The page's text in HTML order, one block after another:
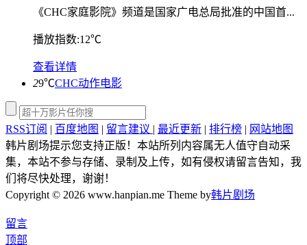
《CHC家庭影院》频道是国家广电总局批准的中国首...
播放指数:12℃
查看详情
29℃CHC动作电影
RSS订阅 | 百度地图 | 留言建议 | 最近更新 | 排行榜 | 网站地图
韩片剧场提示您支持正版！本站所列内容属无人值守自动采
集，本站不参与存储、录制及上传，如有侵权请留言告知，我
们将尽快处理，谢谢！
Copyright © 2026 www.hanpian.me Theme by韩片剧场
留言
顶部